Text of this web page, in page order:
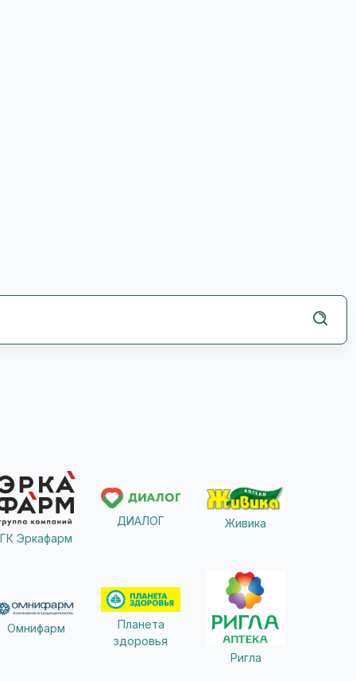
ГК Эркафарм
ДИАЛОГ Живика
Омнифарм
Планета
здоровья
Ригла